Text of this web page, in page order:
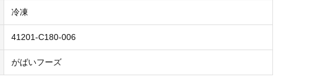
冷凍
41201-C180-006
がばいフーズ